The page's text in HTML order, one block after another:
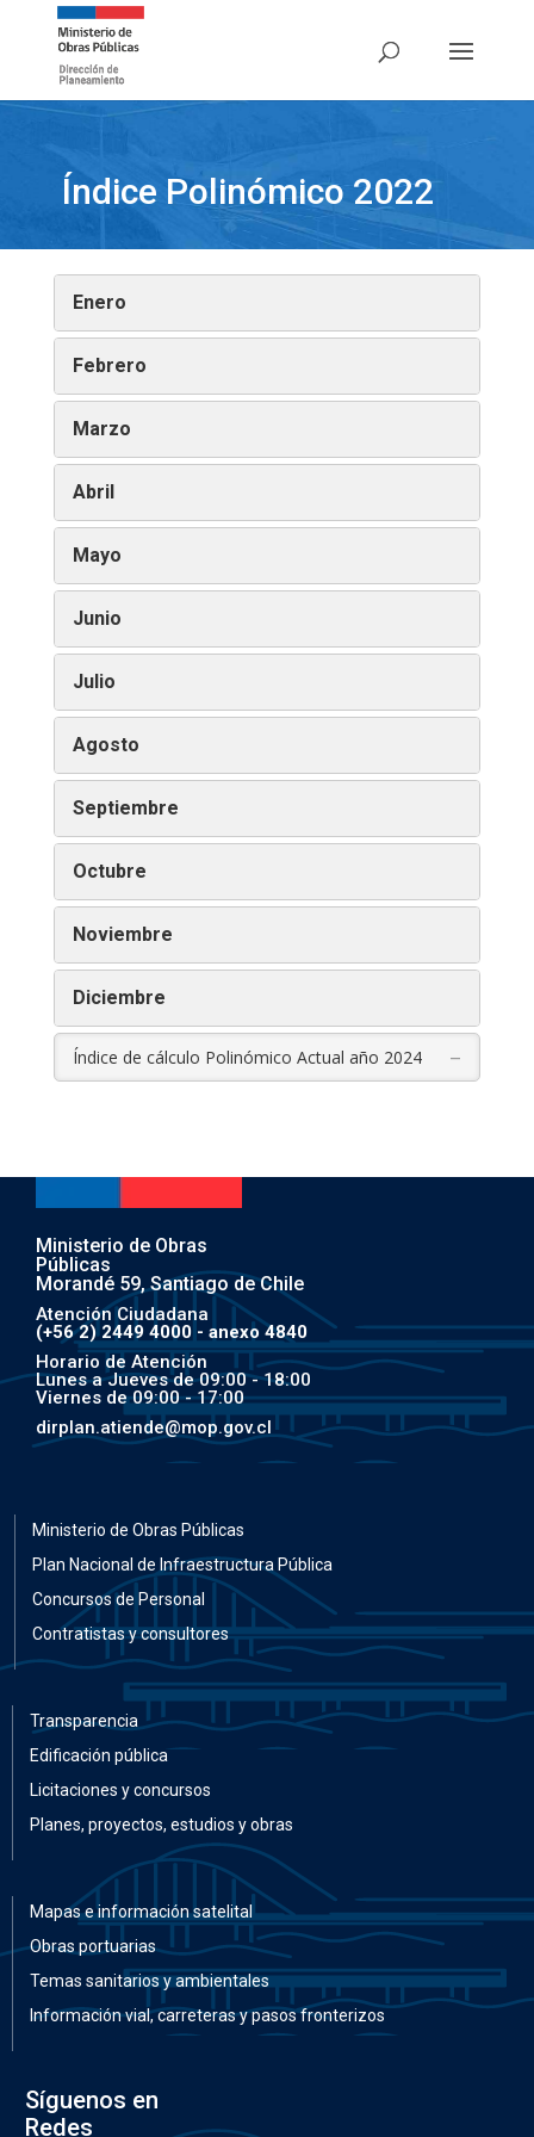
Índice Polinómico 2022
Enero
Febrero
Marzo
Abril
Mayo
Junio
Julio
Agosto
Septiembre
Octubre
Noviembre
Diciembre
Índice de cálculo Polinómico Actual año 2024 –
Ministerio de Obras
Públicas
Morandé 59, Santiago de Chile
Atención Ciudadana
(+56 2) 2449 4000 - anexo 4840
Horario de Atención
Lunes a Jueves de 09:00 - 18:00
Viernes de 09:00 - 17:00
dirplan.atiende@mop.gov.cl
Ministerio de Obras Públicas
Plan Nacional de Infraestructura Pública
Concursos de Personal
Contratistas y consultores
Transparencia
Edificación pública
Licitaciones y concursos
Planes, proyectos, estudios y obras
Mapas e información satelital
Obras portuarias
Temas sanitarios y ambientales
Información vial, carreteras y pasos fronterizos
Síguenos en
Redes